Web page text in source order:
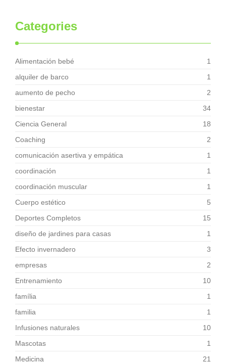
Categories
Alimentación bebé
1
alquiler de barco
1
aumento de pecho
2
bienestar
34
Ciencia General
18
Coaching
2
comunicación asertiva y empática
1
coordinación
1
coordinación muscular
1
Cuerpo estético
5
Deportes Completos
15
diseño de jardines para casas
1
Efecto invernadero
3
empresas
2
Entrenamiento
10
família
1
familia
1
Infusiones naturales
10
Mascotas
1
Medicina
21